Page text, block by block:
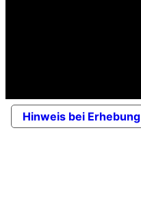
Hinweis bei Erhebung